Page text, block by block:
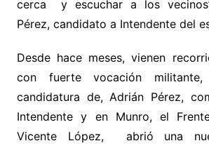
cerca y escuchar a los
Pérez, candidato a Intendente del
Desde hace meses, vienen
con fuerte vocación militante,
candidatura de, Adrián Pérez,
Intendente y en Munro, el
Vicente López, abrió una